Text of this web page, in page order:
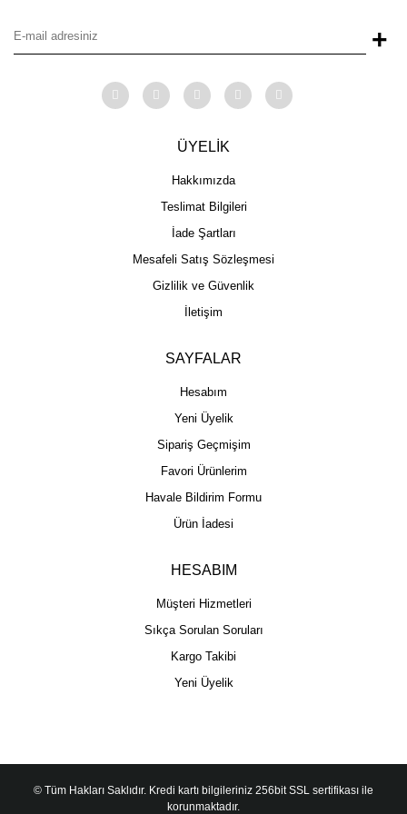
+
ÜYELİK
Hakkımızda
Teslimat Bilgileri
İade Şartları
Mesafeli Satış Sözleşmesi
Gizlilik ve Güvenlik
İletişim
SAYFALAR
Hesabım
Yeni Üyelik
Sipariş Geçmişim
Favori Ürünlerim
Havale Bildirim Formu
Ürün İadesi
HESABIM
Müşteri Hizmetleri
Sıkça Sorulan Soruları
Kargo Takibi
Yeni Üyelik
© Tüm Hakları Saklıdır. Kredi kartı bilgileriniz 256bit SSL sertifikası ile
korunmaktadır.